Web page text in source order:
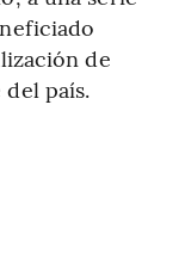
de
país.